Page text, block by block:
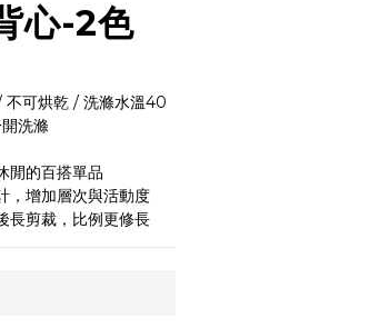
心-2色
不可烘乾 / 洗滌水溫40
洗滌
閒的百搭單品
，增加層次與活動度
長剪裁，比例更修長